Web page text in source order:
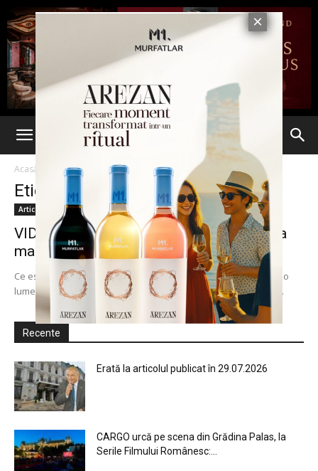
Acasă Etichete Bill Forward
Etichetă: Bill Forward
Articole
VIDEO. IUBIREA te face NEMURITOR. Cea
mai frumoasă POVESTE DE DRAGOSTE
Ce este dragostea? Povestea care a emoţionat până la lacrimi o
lume întreagă Când te afli în faţa unei situaţii din care nu vezi...
Recente
Erată la articolul publicat în 29.07.2026
CARGO urcă pe scena din Grădina Palas, la
Serile Filmului Românesc:...